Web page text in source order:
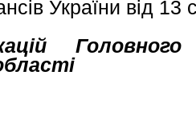
України від